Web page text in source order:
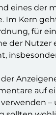
eines der
Im Kern
für
der Nutzer
auf